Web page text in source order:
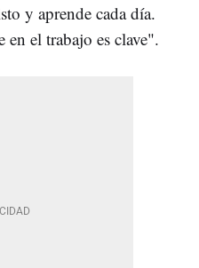
y aprende cada día.
el trabajo es clave".